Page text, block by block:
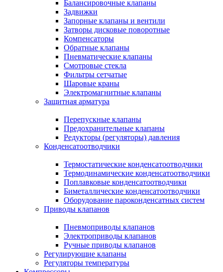
Балансировочные клапаны
Задвижки
Запорные клапаны и вентили
Затворы дисковые поворотные
Компенсаторы
Обратные клапаны
Пневматические клапаны
Смотровые стекла
Фильтры сетчатые
Шаровые краны
Электромагнитные клапаны
Защитная арматура
Перепускные клапаны
Предохранительные клапаны
Редукторы (регуляторы) давления
Конденсатоотводчики
Термостатические конденсатоотводчики
Термодинамические конденсатоотводчики
Поплавковые конденсатоотводчики
Биметаллические конденсатоотводчики
Оборудование пароконденсатных систем
Приводы клапанов
Пневмоприводы клапанов
Электроприводы клапанов
Ручные приводы клапанов
Регулирующие клапаны
Регуляторы температуры